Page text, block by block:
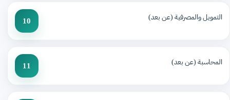
التمويل والمصرفية (عن بعد) 10
المحاسبة (عن بعد) 11